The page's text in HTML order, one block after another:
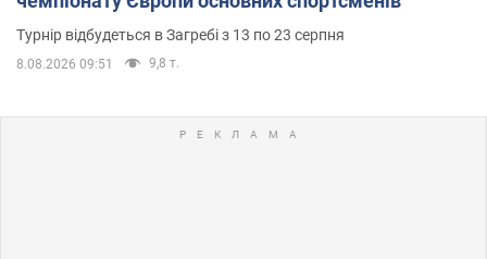
Турнір відбудеться в Загребі з 13 по 23 серпня
8.08.2026 09:51 9,8 т.